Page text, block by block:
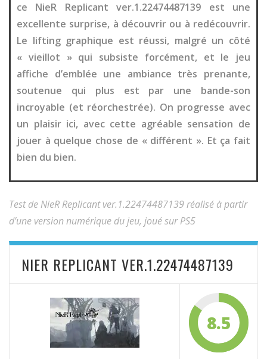
ce NieR Replicant ver.1.22474487139 est une
excellente surprise, à découvrir ou à redécouvrir.
Le lifting graphique est réussi, malgré un côté
« vieillot » qui subsiste forcément, et le jeu
affiche d’emblée une ambiance très prenante,
soutenue qui plus est par une bande-son
incroyable (et réorchestrée). On progresse avec
un plaisir ici, avec cette agréable sensation de
jouer à quelque chose de « différent ». Et ça fait
bien du bien.
Test de NieR Replicant ver.1.22474487139 réalisé à partir
d’une version numérique du jeu, joué sur PS5
NIER REPLICANT VER.1.22474487139
8.5